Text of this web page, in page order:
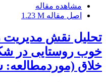
مشاهده مقاله
اصل مقاله 1.23 M
تحلیل نقش مدیریت
خوب روستایی در
خلاق